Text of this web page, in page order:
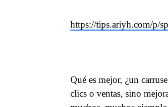
https://tips.ariyh.com/p/
Qué es mejor, ¿un
clics o ventas, sino